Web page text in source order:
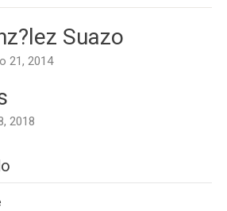
Suazo
21, 2014
2018